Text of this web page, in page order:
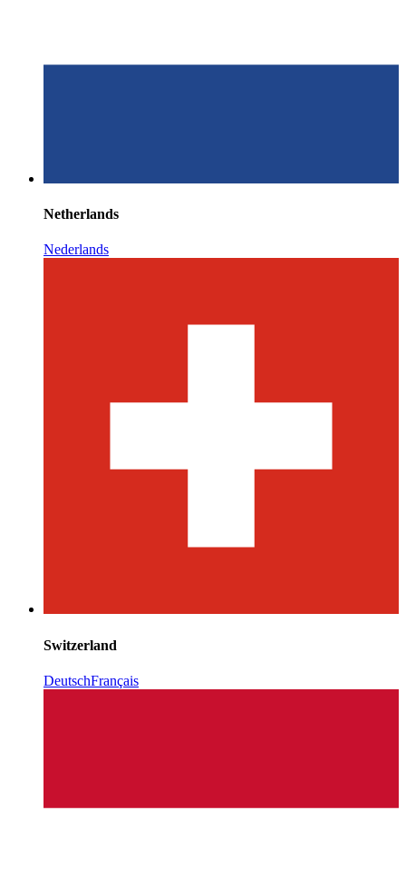
Netherlands
Nederlands
Switzerland
DeutschFrançais